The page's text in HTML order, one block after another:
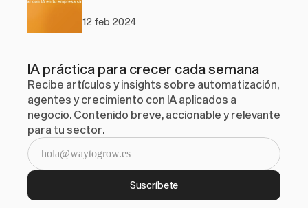
12 feb 2024
IA práctica para crecer cada semana
Recibe artículos y insights sobre automatización,
agentes y crecimiento con IA aplicados a
negocio. Contenido breve, accionable y relevante
para tu sector.
Suscríbete